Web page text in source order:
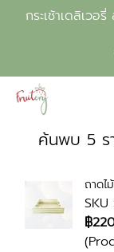
กระเช้าเดลิเวอ
ค้นพบ 5 ร
ถาดไ
฿